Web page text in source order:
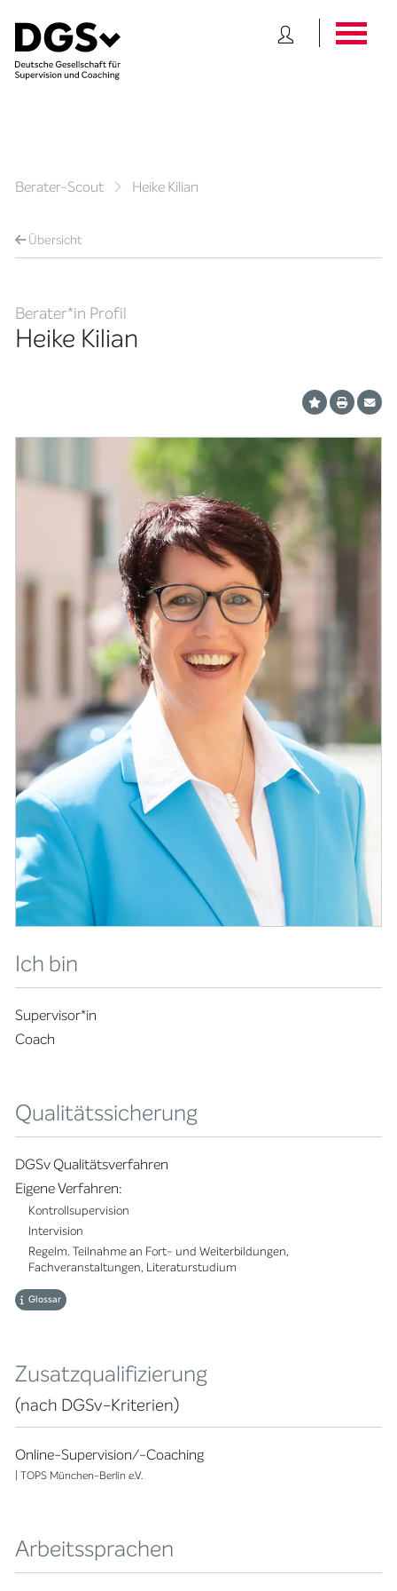
Berater-Scout Heike Kilian
Übersicht
Berater*in Profil
Heike Kilian
Ich bin
Supervisor*in
Coach
Qualitätssicherung
DGSv Qualitätsverfahren
Eigene Verfahren:
Kontrollsupervision
Intervision
Regelm. Teilnahme an Fort- und Weiterbildungen,
Fachveranstaltungen, Literaturstudium
Glossar
Zusatzqualifizierung
(nach DGSv-Kriterien)
Online-Supervision/-Coaching
| TOPS München-Berlin e.V.
Arbeitssprachen